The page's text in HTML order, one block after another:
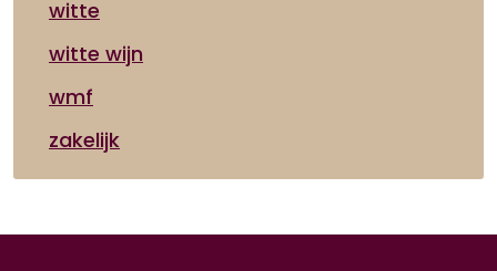
witte
witte wijn
wmf
zakelijk